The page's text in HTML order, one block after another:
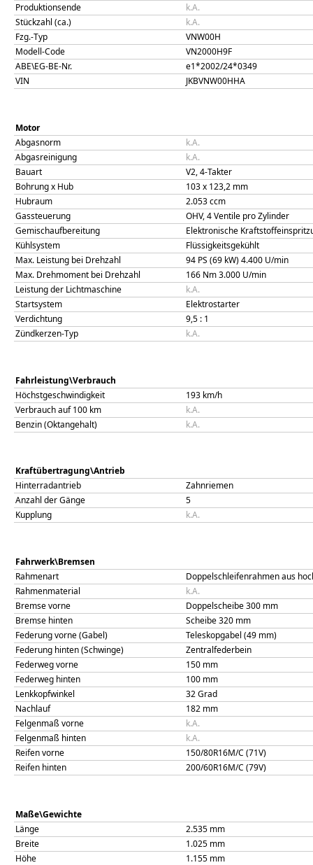
Produktionsende
k.A.
Stückzahl (ca.)
k.A.
Fzg.-Typ
VNW00H
Modell-Code
VN2000H9F
ABE\EG-BE-Nr.
e1*2002/24*0349
VIN
JKBVNW00HHA
Motor
Abgasnorm
k.A.
Abgasreinigung
k.A.
Bauart
V2, 4-Takter
Bohrung x Hub
103x 123,2 mm
Hubraum
2.053ccm
Gassteuerung
OHV, 4 Ventile pro Zylinder
Gemischaufbereitung
Elektronische
Kühlsystem
Flüssigkeitsgekühlt
Max. Leistung bei Drehzahl
94 PS (69 kW)4.400 U/min
Max. Drehmoment bei Drehzahl
166 Nm3.000 U/min
Leistung der Lichtmaschine
k.A.
Startsystem
Elektrostarter
Verdichtung
9,5 : 1
Zündkerzen-Typ
k.A.
Fahrleistung\Verbrauch
Höchstgeschwindigkeit
193 km/h
Verbrauch auf 100 km
k.A.
Benzin (Oktangehalt)
k.A.
Kraftübertragung\Antrieb
Hinterradantrieb
Zahnriemen
Anzahl der Gänge
5
Kupplung
k.A.
Fahrwerk\Bremsen
Rahmenart
Doppelschleifenrahmen aus
Rahmenmaterial
k.A.
Bremse vorne
Doppelscheibe 300 mm
Bremse hinten
Scheibe 320 mm
Federung vorne (Gabel)
Teleskopgabel (49 mm)
Federung hinten (Schwinge)
Zentralfederbein
Federweg vorne
150 mm
Federweg hinten
100 mm
Lenkkopfwinkel
32Grad
Nachlauf
182 mm
Felgenmaß vorne
k.A.
Felgenmaß hinten
k.A.
Reifen vorne
150/80R16M/C (71V)
Reifen hinten
200/60R16M/C (79V)
Maße\Gewichte
Länge
2.535 mm
Breite
1.025 mm
Höhe
1.155 mm